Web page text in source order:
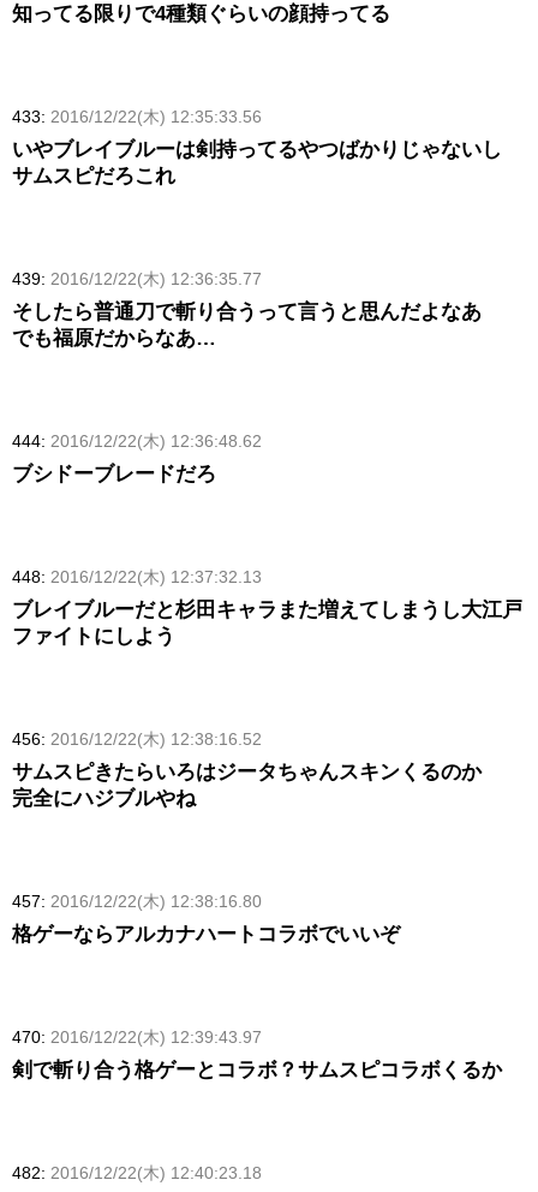
知ってる限りで4種類ぐらいの顔持ってる
433: 2016/12/22(木) 12:35:33.56
いやブレイブルーは剣持ってるやつばかりじゃないし
サムスピだろこれ
439: 2016/12/22(木) 12:36:35.77
そしたら普通刀で斬り合うって言うと思んだよなあ
でも福原だからなあ…
444: 2016/12/22(木) 12:36:48.62
ブシドーブレードだろ
448: 2016/12/22(木) 12:37:32.13
ブレイブルーだと杉田キャラまた増えてしまうし大江戸
ファイトにしよう
456: 2016/12/22(木) 12:38:16.52
サムスピきたらいろはジータちゃんスキンくるのか
完全にハジブルやね
457: 2016/12/22(木) 12:38:16.80
格ゲーならアルカナハートコラボでいいぞ
470: 2016/12/22(木) 12:39:43.97
剣で斬り合う格ゲーとコラボ？サムスピコラボくるか
482: 2016/12/22(木) 12:40:23.18